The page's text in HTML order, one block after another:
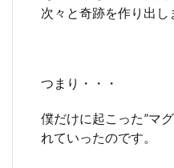
次々と奇跡を作り出し
つまり・・・
僕だけに起こった”マ
れていったのです。